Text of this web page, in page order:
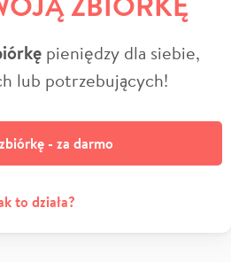
pieniędzy dla siebie,
lub potrzebujących!
- za darmo
to działa?